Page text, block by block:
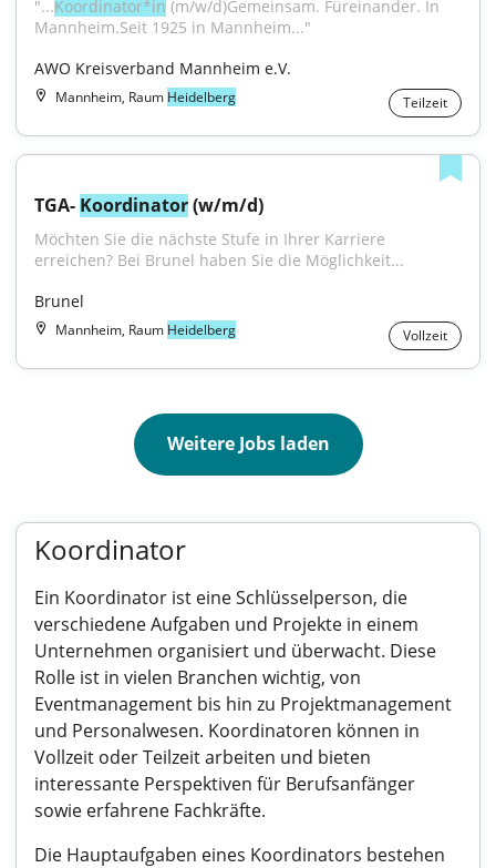
"...Koordinator*in (m/w/d)Gemeinsam. Füreinander. In
Mannheim.Seit 1925 in Mannheim..."
AWO Kreisverband Mannheim e.V.
Mannheim, Raum Heidelberg Teilzeit
TGA- Koordinator (w/m/d)
Möchten Sie die nächste Stufe in Ihrer Karriere
erreichen? Bei Brunel haben Sie die Möglichkeit...
Brunel
Mannheim, Raum Heidelberg Vollzeit
Weitere Jobs laden
Koordinator
Ein Koordinator ist eine Schlüsselperson, die
verschiedene Aufgaben und Projekte in einem
Unternehmen organisiert und überwacht. Diese
Rolle ist in vielen Branchen wichtig, von
Eventmanagement bis hin zu Projektmanagement
und Personalwesen. Koordinatoren können in
Vollzeit oder Teilzeit arbeiten und bieten
interessante Perspektiven für Berufsanfänger
sowie erfahrene Fachkräfte.
Die Hauptaufgaben eines Koordinators bestehen